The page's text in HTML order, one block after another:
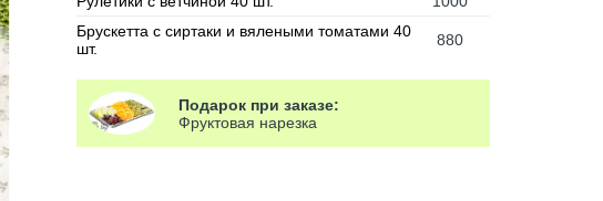
Брускетта с сиртаки и вялеными томатами 40
шт.
880
Подарок при заказе:
Фруктовая нарезка